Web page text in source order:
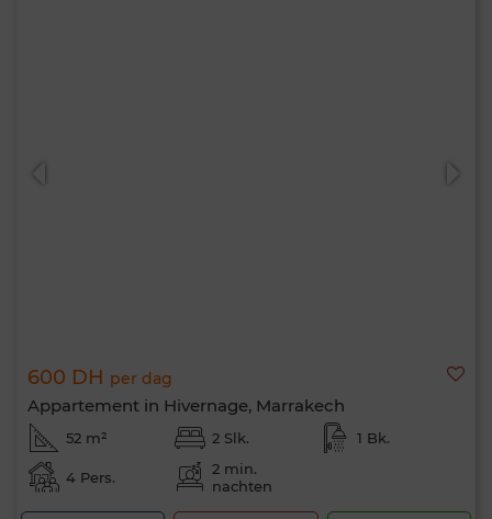
600 DH per dag
Appartement in Hivernage, Marrakech
52 m² 2 Slk. 1 Bk.
4 Pers.
2 min.
nachten